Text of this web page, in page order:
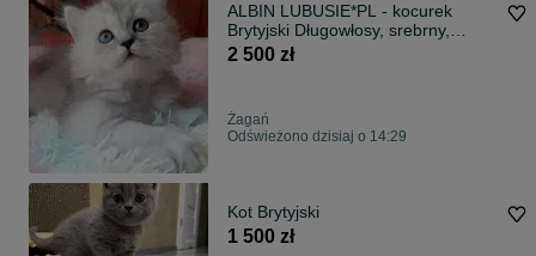
ALBIN LUBUSIE*PL - kocurek
Brytyjski Długowłosy, srebrny,
odbiór wrzesień.
2 500 zł
Żagań
Odświeżono dzisiaj o 14:29
Kot Brytyjski
1 500 zł